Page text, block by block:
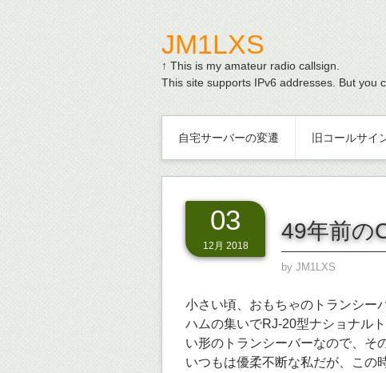
JM1LXS
↑ This is my amateur radio callsign.
This site supports IPv6 addresses. But you
自宅サーバーの変遷 旧コールサイ
03
12月 2018
49年前の
by JM1LXS
小さい頃、おもちゃのトランシー
ハムの集いでRJ-20型ナショナル
い形のトランシーバーなので、そ
いつもは優柔不断な私だが、この